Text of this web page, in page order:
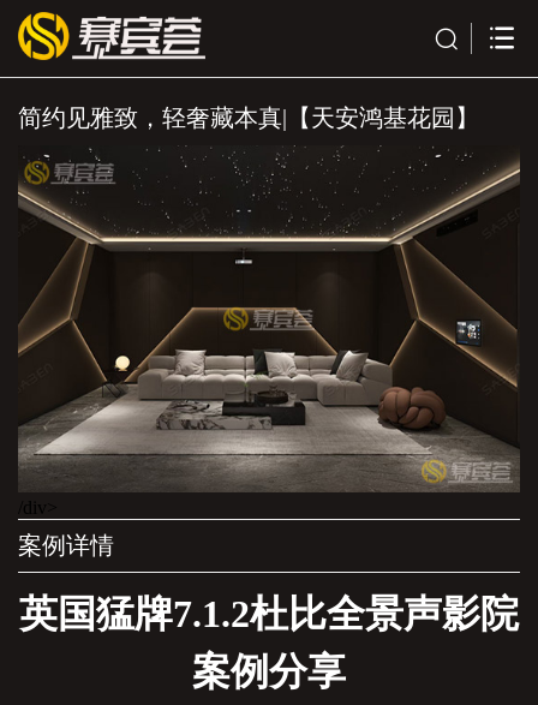
简约见雅致，轻奢藏本真|【天安鸿基花园】
/div>
案例详情
英国猛牌7.1.2杜比全景声影院
案例分享